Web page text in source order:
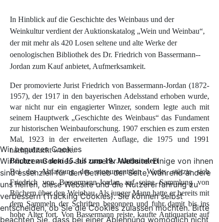
In Hinblick auf die Geschichte des Weinbaus und der
Weinkultur verdient der Auk­tionskatalog „Wein und Weinbau“,
der mit mehr als 420 Losen seltene und alte Werke der
oenologischen Bibliothek des Dr. Friedrich von Bassermann-­
Jordan zum Kauf anbietet, Aufmerksamkeit.
Der promovierte Jurist Friedrich von Bassermann-Jordan (1872-
1957), der 1917 in den bayerischen Adelsstand erhoben wurde,
war nicht nur ein engagierter Winzer, sondern legte auch mit
seinem Hauptwerk „Geschichte des Weinbaus“ das Fundament
zur historischen Weinbauforschung. 1907 erschien es zum ersten
Mal, 1923 in der erweiterten Auflage, die 1975 und 1991
nachgedruckt wurde.
Bücher aus dem 15. bis zum 19. Jahrhundert
Bei der Abfassung des monumentalen Werks stützte sich
Friedrich von Bassermann-­Jordan auf seine Sammlung von
Büchern über den Weinbau. Als junger Mann hatte er bereits mit
dem Sammeln der Schriften begonnen und fuhr damit bis ins
hohe Alter fort. Von Bassermann reiste, kaufte Antiquariate auf
Wir benutzen Cookies
Wir nutzen Cookies auf unserer Website. Einige von ihnen
sind essenziell für den Betrieb der Seite, während andere
uns helfen, diese Website und die Nutzererfahrung zu
verbessern (Tracking Cookies). Sie können selbst
entscheiden, ob Sie die Cookies zulassen möchten. Bitte
beachten Sie, dass bei einer Ablehnung womöglich nicht